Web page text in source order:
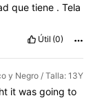
quetiene .Tela
Útil (0)
y Negro / Talla: 13Y
it was going to